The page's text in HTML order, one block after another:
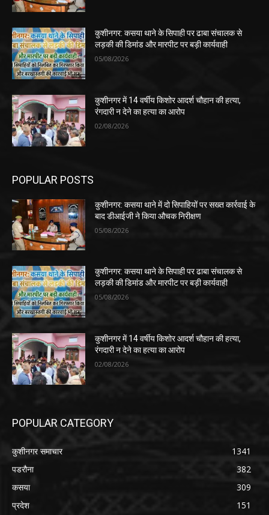
कुशीनगर: कसया थाने के सिपाही पर ढाबा संचालक से
लड़की की डिमांड और मारपीट पर बड़ी कार्यवाही
05/08/2026
कुशीनगर में 14 वर्षीय किशोर आदर्श चौहान की हत्या,
रंगदारी न देने का हत्या का आरोप
02/08/2026
POPULAR POSTS
कुशीनगर: कसया थाने में दो सिपाहियों पर सख्त कार्रवाई के
बाद डीआईजी ने किया औचक निरीक्षण
05/08/2026
कुशीनगर: कसया थाने के सिपाही पर ढाबा संचालक से
लड़की की डिमांड और मारपीट पर बड़ी कार्यवाही
05/08/2026
कुशीनगर में 14 वर्षीय किशोर आदर्श चौहान की हत्या,
रंगदारी न देने का हत्या का आरोप
02/08/2026
POPULAR CATEGORY
कुशीनगर समाचार
1341
पडरौना
382
कसया
309
प्रदेश
151